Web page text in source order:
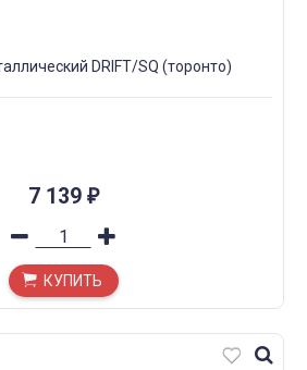
DRIFT/SQ (торонто)
7 139 ₽
КУПИТЬ